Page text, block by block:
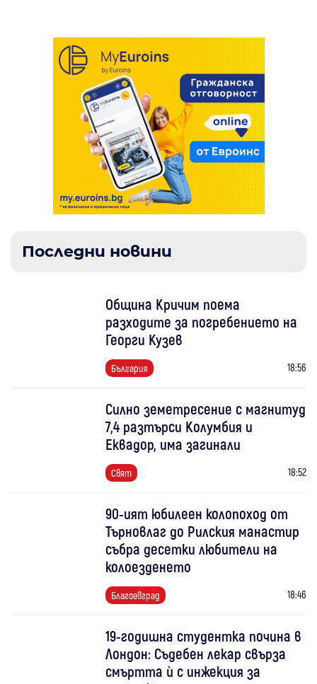
Последни новини
Община Кричим поема
разходите за погребението на
Георги Кузев
България 18:56
Силно земетресение с магнитуд
7,4 разтърси Колумбия и
Еквадор, има загинали
Свят 18:52
90-ият юбилеен колопоход от
Търновлаг до Рилския манастир
събра десетки любители на
колоезденето
Благоевград 18:46
19-годишна студентка почина в
Лондон: Съдебен лекар свърза
смъртта ѝ с инжекция за